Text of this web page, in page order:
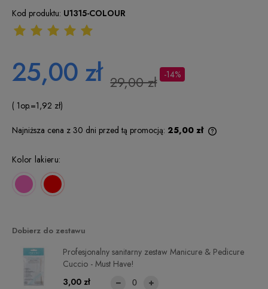
Kod produktu: U1315-COLOUR
25,00 zł 29,00 zł -14%
( 1op.=1,92 zł)
Najniższa cena z 30 dni przed tą promocją: 25,00 zł
Kolor lakieru:
Dobierz do zestawu
Profesjonalny sanitarny zestaw Manicure & Pedicure
Cuccio - Must Have!
3,00 zł